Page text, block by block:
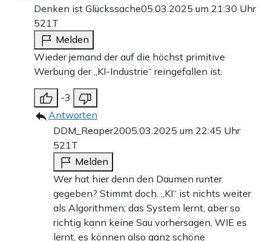
Denken ist Glückssache05.03.2025 um 21:30 Uhr
521T
Melden
Wieder jemand der auf die höchst primitive
Werbung der „KI-Industrie“ reingefallen ist.
-3
Antworten
DDM_Reaper2005.03.2025 um 22:45 Uhr
521T
Melden
Wer hat hier denn den Daumen runter
gegeben? Stimmt doch. „KI“ ist nichts weiter
als Algorithmen; das System lernt, aber so
richtig kann keine Sau vorhersagen, WIE es
lernt, es können also ganz schöne